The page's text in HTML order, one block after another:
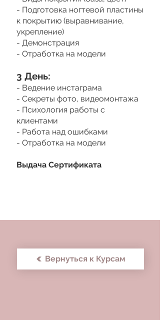
- Подготовка ногтевой пластины
к покрытию (выравнивание,
укрепление)
- Демонстрация
- Отработка на модели
3 День:
- Ведение инстаграма
- Секреты фото, видеомонтажа
- Психология работы с
клиентами
- Работа над ошибками
- Отработка на модели
Выдача Сертификата
Вернуться к Курсам